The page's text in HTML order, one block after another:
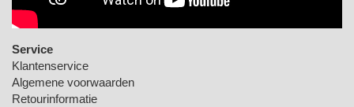
Service
Klantenservice
Algemene voorwaarden
Retourinformatie